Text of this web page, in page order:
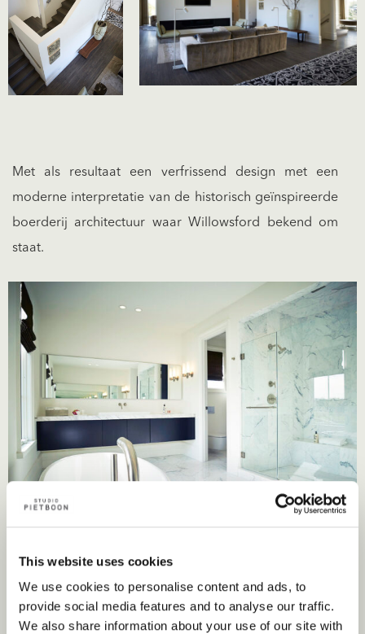
This website uses cookies
We use cookies to personalise content and ads, to
provide social media features and to analyse our traffic.
We also share information about your use of our site with
Met als resultaat een verfrissend design met een
moderne interpretatie van de historisch geïnspireerde
boerderij architectuur waar Willowsford bekend om
staat.